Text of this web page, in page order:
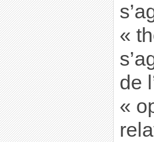
«
de
«